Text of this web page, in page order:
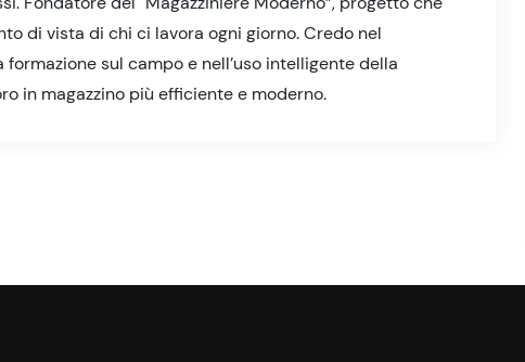
di vista di chi ci lavora ogni giorno. Credo nel
sul campo e nell’uso intelligente della
in magazzino più efficiente e moderno.